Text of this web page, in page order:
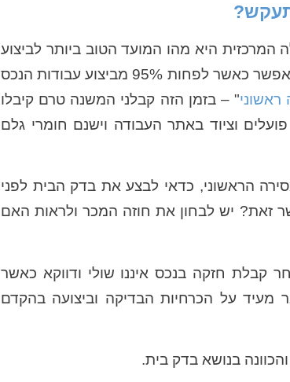
היא מהו המועד הטוב ביותר לביצוע
בדק בית? המועד הינו בתקופה מוקדמת ככל האפשר כאשר לפחות 95% מביצוע עבודות הנכס
ראשוני" – בזמן הזה קבלני המשנה טרם קיבלו
וציוד באתר העבודה וישנם חומרי גלם
הראשוני, כדאי לבצע את בדק הבית לפני
יש לבחון את חוזה המכר ולראות האם
חזקה בנכס איננו שולי ודווקא כאשר
מעיד על הכרחיות הבדיקה וביצועה בהקדם
בנושא בדק בית.